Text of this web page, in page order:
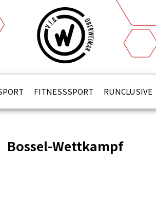
FITNESSSPORT RUNCLUSIVE
Bossel-Wettkampf